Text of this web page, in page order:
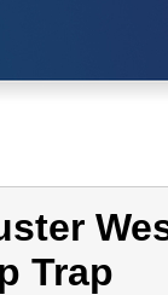
Trap